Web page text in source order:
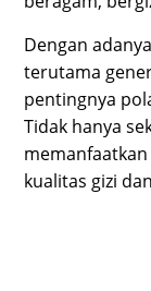
Dengan
terutama
pentingnya
Tidak hanya
kualitas gizi